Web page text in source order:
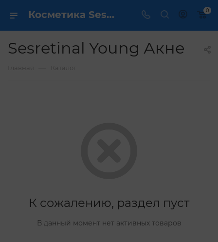
Косметика Sesretinal Young Акне - купить в интернет магазине ✔️ по выгодной цене 0
Sesretinal Young Акне
К сожалению, раздел пуст
В данный момент нет активных товаров